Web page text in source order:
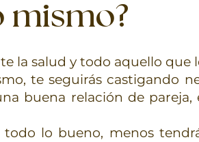
mismo?
la salud y todo aquello que
te seguirás castigando
buena relación de
lo bueno, menos